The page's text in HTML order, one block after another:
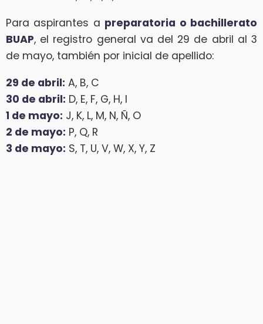
Para aspirantes a preparatoria o bachillerato
BUAP, el registro general va del 29 de abril al 3
de mayo, también por inicial de apellido:
29 de abril: A, B, C
30 de abril: D, E, F, G, H, I
1 de mayo: J, K, L, M, N, Ñ, O
2 de mayo: P, Q, R
3 de mayo: S, T, U, V, W, X, Y, Z